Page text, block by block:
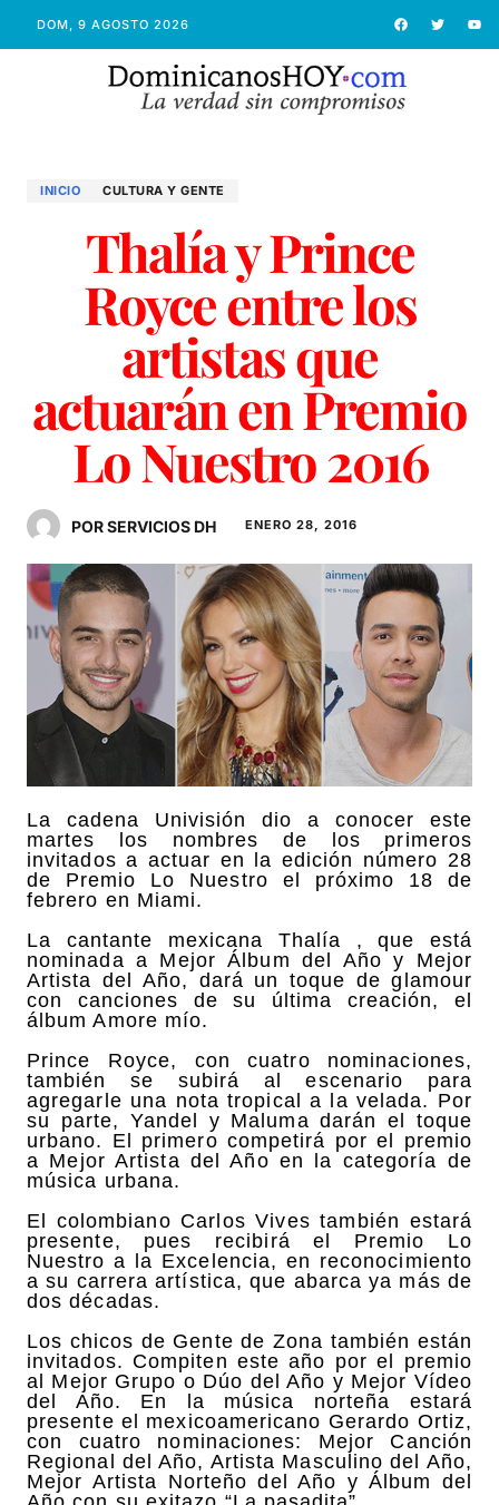
DOM, 9 AGOSTO 2026
INICIO CULTURA Y GENTE
Thalía y Prince
Royce entre los
artistas que
actuarán en Premio
Lo Nuestro 2016
POR SERVICIOS DH ENERO 28, 2016
La cadena Univisión dio a conocer este
martes los nombres de los primeros
invitados a actuar en la edición número 28
de Premio Lo Nuestro el próximo 18 de
febrero en Miami.
La cantante mexicana Thalía , que está
nominada a Mejor Álbum del Año y Mejor
Artista del Año, dará un toque de glamour
con canciones de su última creación, el
álbum Amore mío.
Prince Royce, con cuatro nominaciones,
también se subirá al escenario para
agregarle una nota tropical a la velada. Por
su parte, Yandel y Maluma darán el toque
urbano. El primero competirá por el premio
a Mejor Artista del Año en la categoría de
música urbana.
El colombiano Carlos Vives también estará
presente, pues recibirá el Premio Lo
Nuestro a la Excelencia, en reconocimiento
a su carrera artística, que abarca ya más de
dos décadas.
Los chicos de Gente de Zona también están
invitados. Compiten este año por el premio
al Mejor Grupo o Dúo del Año y Mejor Vídeo
del Año. En la música norteña estará
presente el mexicoamericano Gerardo Ortiz,
con cuatro nominaciones: Mejor Canción
Regional del Año, Artista Masculino del Año,
Mejor Artista Norteño del Año y Álbum del